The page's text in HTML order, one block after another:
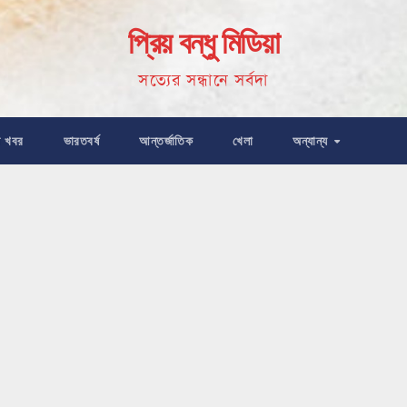
প্রিয় বন্ধু মিডিয়া
সত্যের সন্ধানে সর্বদা
খবর ভারতবর্ষ আন্তর্জাতিক খেলা অন্যান্য